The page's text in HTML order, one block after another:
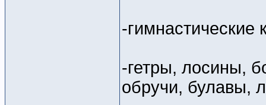
-гимнастические
-гетры, лосины,
обручи, булавы,